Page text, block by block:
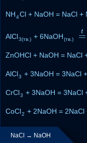
NH4Cl + NaOH = NaCl +
AlCl3(тв.) + 6NaOH(тв.) =
t
=t
ZnOHCl + NaOH = NaCl
AlCl3 + 3NaOH = 3NaCl
CrCl3 + 3NaOH = 3NaCl
CoCl2 + 2NaOH = 2NaCl
NaCl → NaOH